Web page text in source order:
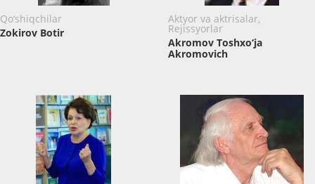
Qo‘shiqchilar
Zokirov Botir
Aktyor va aktrisalar,
Rejissyorlar
Akromov Toshxo‘ja
Akromovich